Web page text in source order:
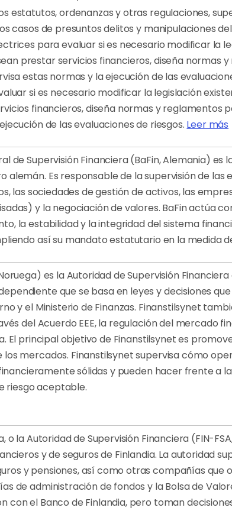
estatutos, ordenanzas y otras regulaciones,
casos de presuntos delitos y manipulaciones
para evaluar si es necesario modificar la
prestar servicios financieros, diseña normas
estas normas y la ejecución de las
si es necesario modificar la legislación
financieros, diseña normas y reglamentos
de las evaluaciones de riesgos. Leer más
de Supervisión Financiera (BaFin, Alemania)
alemán. Es responsable de la supervisión de
las sociedades de gestión de activos, las
y la negociación de valores. BaFin actúa
la estabilidad y la integridad del sistema
así su mandato estatutario en la medida
es la Autoridad de Supervisión
que se basa en leyes y decisiones
y el Ministerio de Finanzas. Finanstilsynet
del Acuerdo EEE, la regulación del mercado
El principal objetivo de Finanstilsynet es
mercados. Finanstilsynet supervisa cómo
sólidas y pueden hacer frente a
riesgo aceptable.
o la Autoridad de Supervisión Financiera (FIN-
y de seguros de Finlandia. La autoridad
y pensiones, así como otras compañías que
de administración de fondos y la Bolsa de
con el Banco de Finlandia, pero toman